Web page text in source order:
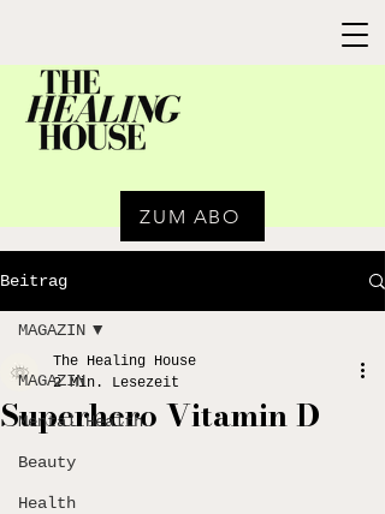
ZUM ABO
Beitrag
MAGAZIN
Mental Health
Beauty
Health
MAGAZIN
Superhero Vitamin D
The Healing House
2 Min. Lesezeit